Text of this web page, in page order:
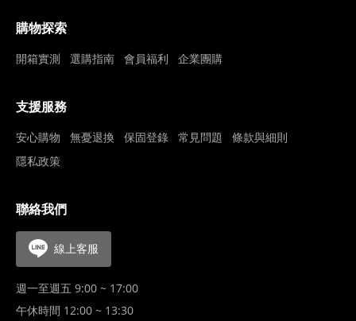
購物探索
開箱實測 選購指南 會員福利 企業團購
支援服務
安心購物 無憂退換 保固登錄 常見問題
條款與細則
隱私政策
聯絡我們
線上客服
週一至週五 9:00 ~ 17:00
午休時間 12:00 ~ 13:30